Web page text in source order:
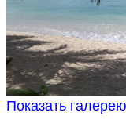
Показать галерею